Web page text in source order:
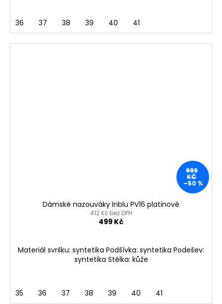
36 37 38 39 40 41
999
KČ
–50 %
Dámské nazouváky Inblu PV16 platinové
412 Kč bez DPH
499 Kč
Materiál svršku: syntetika Podšívka: syntetika Podešev:
syntetika Stélka: kůže
35 36 37 38 39 40 41